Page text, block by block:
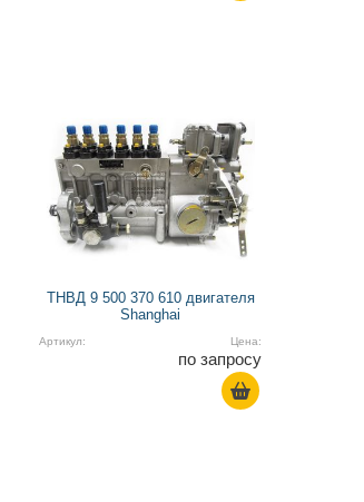
ТНВД 9 500 370 610 двигателя
Shanghai
Артикул: Цена:
по запросу